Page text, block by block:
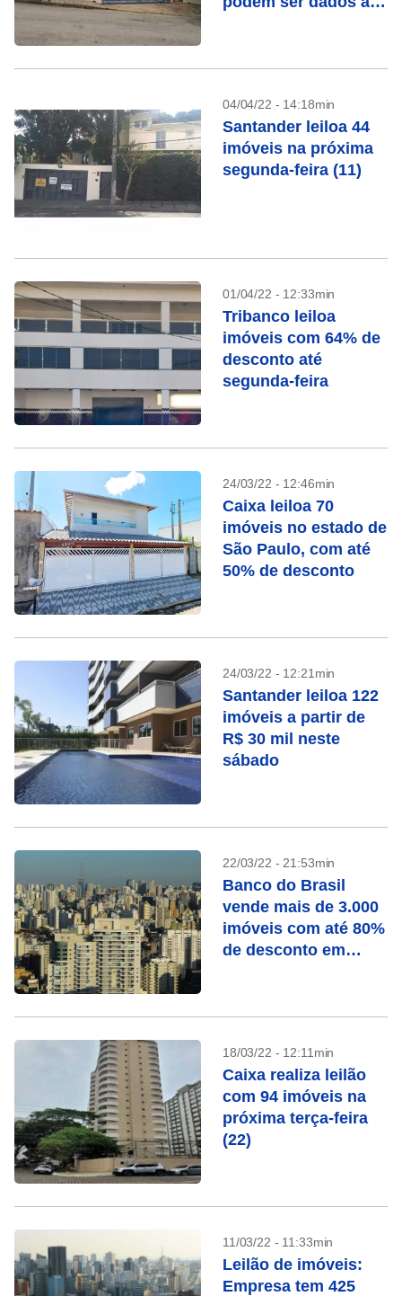
04/04/22 - 14:18min
Santander leiloa 44
imóveis na próxima
segunda-feira (11)
01/04/22 - 12:33min
Tribanco leiloa
imóveis com 64% de
desconto até
segunda-feira
24/03/22 - 12:46min
Caixa leiloa 70
imóveis no estado de
São Paulo, com até
50% de desconto
24/03/22 - 12:21min
Santander leiloa 122
imóveis a partir de
R$ 30 mil neste
sábado
22/03/22 - 21:53min
Banco do Brasil
vende mais de 3.000
imóveis com até 80%
de desconto em
18/03/22 - 12:11min
Caixa realiza leilão
com 94 imóveis na
próxima terça-feira
(22)
11/03/22 - 11:33min
Leilão de imóveis:
Empresa tem 425